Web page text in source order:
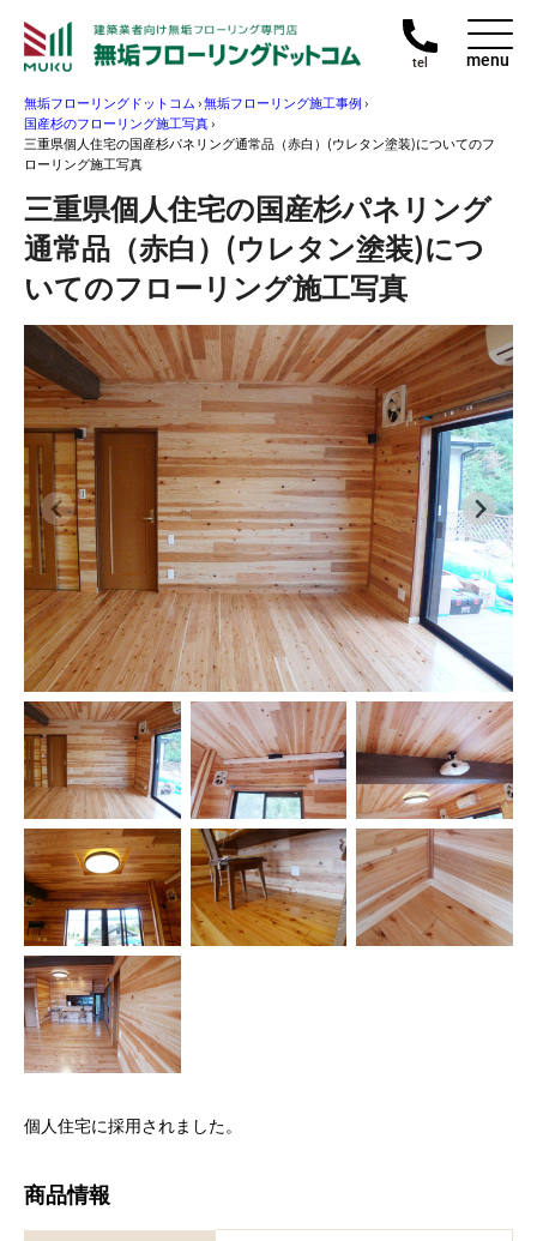
tel menu
無垢フローリングドットコム›無垢フローリング施工事例›
国産杉のフローリング施工写真›
三重県個人住宅の国産杉パネリング通常品（赤白）(ウレタン塗装)についてのフ
ローリング施工写真
三重県個人住宅の国産杉パネリング
通常品（赤白）(ウレタン塗装)につ
いてのフローリング施工写真
個人住宅に採用されました。
商品情報